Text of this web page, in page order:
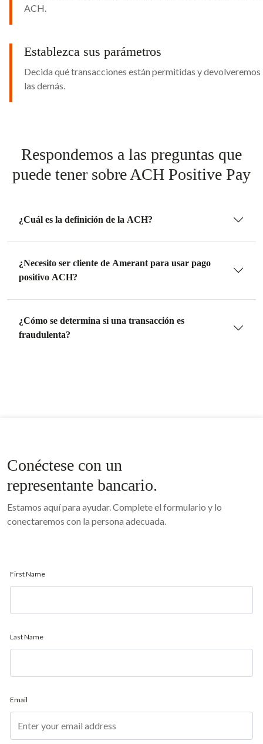
ACH.
Establezca sus parámetros
Decida qué transacciones están permitidas y devolveremos
las demás.
Respondemos a las preguntas que
puede tener sobre ACH Positive Pay
¿Cuál es la definición de la ACH?
¿Necesito ser cliente de Amerant para usar pago
positivo ACH?
¿Cómo se determina si una transacción es
fraudulenta?
Conéctese con un
representante bancario.
Estamos aquí para ayudar. Complete el formulario y lo
conectaremos con la persona adecuada.
First Name
Last Name
Email